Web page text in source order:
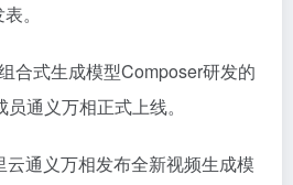
。
合式生成模型Composer研发的
通义万相正式上线。
通义万相发布全新视频生成模